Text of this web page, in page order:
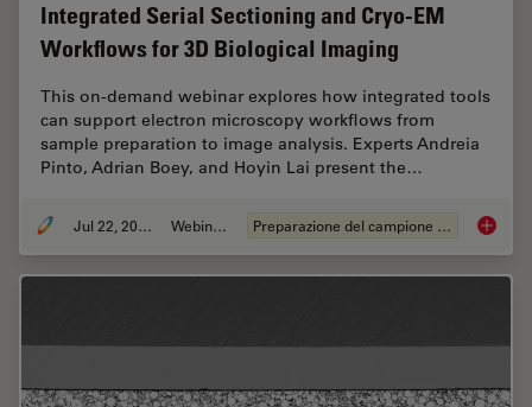
Integrated Serial Sectioning and Cryo-EM
Workflows for 3D Biological Imaging
This on-demand webinar explores how integrated tools
can support electron microscopy workflows from
sample preparation to image analysis. Experts Andreia
Pinto, Adrian Boey, and Hoyin Lai present the…
Jul 22, 2025 Webinar: Preparazione del campione EM